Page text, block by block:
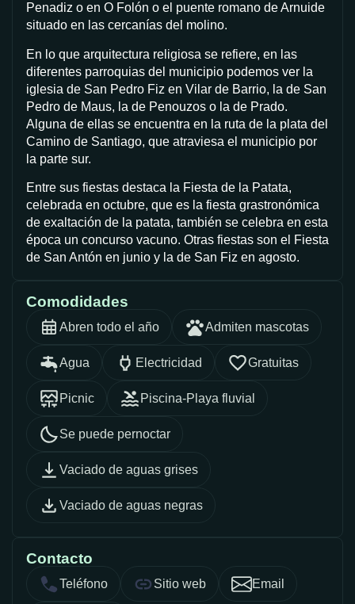
Penadiz o en O Folón o el puente romano de Arnuide
situado en las cercanías del molino.
En lo que arquitectura religiosa se refiere, en las
diferentes parroquias del municipio podemos ver la
iglesia de San Pedro Fiz en Vilar de Barrio, la de San
Pedro de Maus, la de Penouzos o la de Prado.
Alguna de ellas se encuentra en la ruta de la plata del
Camino de Santiago, que atraviesa el municipio por
la parte sur.
Entre sus fiestas destaca la Fiesta de la Patata,
celebrada en octubre, que es la fiesta grastronómica
de exaltación de la patata, también se celebra en esta
época un concurso vacuno. Otras fiestas son el Fiesta
de San Antón en junio y la de San Fiz en agosto.
Comodidades
Abren todo el año Admiten mascotas
Agua Electricidad Gratuitas
Picnic Piscina-Playa fluvial
Se puede pernoctar
Vaciado de aguas grises
Vaciado de aguas negras
Contacto
Teléfono Sitio web Email